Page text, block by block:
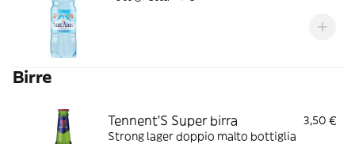
Birre
Tennent'S Super birra
3,50 €
Strong lager doppio malto bottiglia